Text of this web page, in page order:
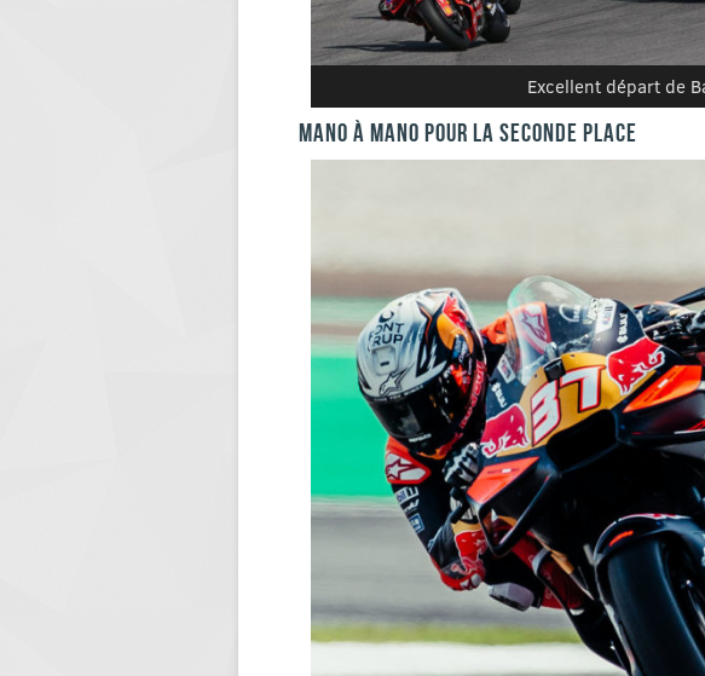
Excellent départ de
MANO À MANO POUR LA SECONDE PLACE